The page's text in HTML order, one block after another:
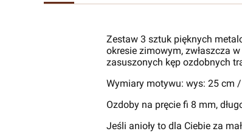
Zestaw 3 sztuk pięknych
okresie zimowym, zwłaszcza
zasuszonych kęp ozdobnych
Wymiary motywu: wys: 25 cm
Ozdoby na pręcie fi 8 mm,
Jeśli anioły to dla Ciebie za